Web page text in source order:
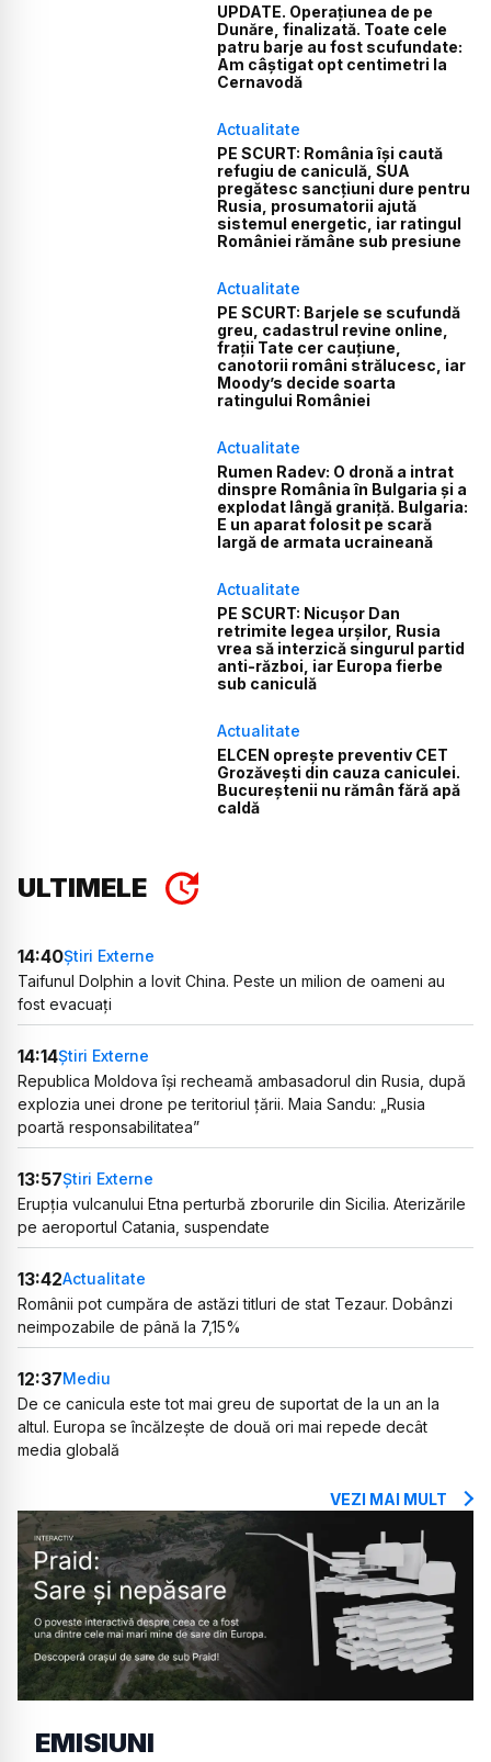
UPDATE. Operațiunea de pe
Dunăre, finalizată. Toate cele
patru barje au fost scufundate:
Am câștigat opt centimetri la
Cernavodă
Actualitate
PE SCURT: România își caută
refugiu de caniculă, SUA
pregătesc sancțiuni dure pentru
Rusia, prosumatorii ajută
sistemul energetic, iar ratingul
României rămâne sub presiune
Actualitate
PE SCURT: Barjele se scufundă
greu, cadastrul revine online,
frații Tate cer cauțiune,
canotorii români strălucesc, iar
Moody’s decide soarta
ratingului României
Actualitate
Rumen Radev: O dronă a intrat
dinspre România în Bulgaria și a
explodat lângă graniță. Bulgaria:
E un aparat folosit pe scară
largă de armata ucraineană
Actualitate
PE SCURT: Nicușor Dan
retrimite legea urșilor, Rusia
vrea să interzică singurul partid
anti-război, iar Europa fierbe
sub caniculă
Actualitate
ELCEN oprește preventiv CET
Grozăvești din cauza caniculei.
Bucureștenii nu rămân fără apă
caldă
ULTIMELE
14:40Știri Externe
Taifunul Dolphin a lovit China. Peste un milion de oameni au
fost evacuați
14:14Știri Externe
Republica Moldova își recheamă ambasadorul din Rusia, după
explozia unei drone pe teritoriul țării. Maia Sandu: „Rusia
poartă responsabilitatea”
13:57Știri Externe
Erupția vulcanului Etna perturbă zborurile din Sicilia. Aterizările
pe aeroportul Catania, suspendate
13:42Actualitate
Românii pot cumpăra de astăzi titluri de stat Tezaur. Dobânzi
neimpozabile de până la 7,15%
12:37Mediu
De ce canicula este tot mai greu de suportat de la un an la
altul. Europa se încălzește de două ori mai repede decât
media globală
VEZI MAI MULT
EMISIUNI